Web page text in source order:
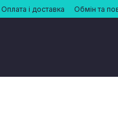
Оплата і доставка Обмін та